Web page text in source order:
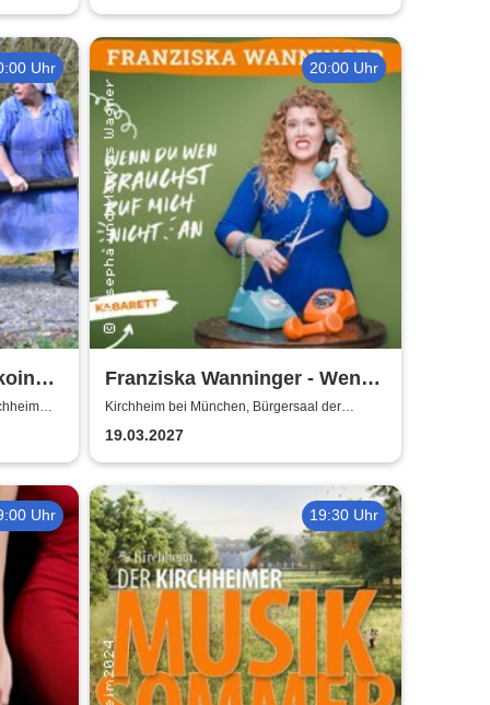
Uhr 20:00 Uhr
Franziska Wanninger - Wenn
du wen brauchst, ruf mich
nicht an
Kirchheim bei München, Bürgersaal der
19.03.2027
Uhr 19:30 Uhr